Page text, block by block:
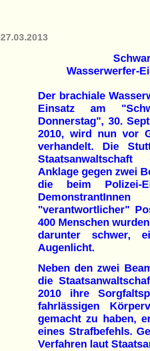
27.03.2013
Wasserwerfer-
Der brachiale
Einsatz am
Donnerstag", 30.
2010, wird nun vor
verhandelt. Die
Staatsanwaltschaft
Anklage gegen zwei
die beim Polizei-
"verantwortlicher"
400 Menschen
darunter schwer,
Augenlicht.
Neben den zwei
die
2010 ihre
fahrlässigen
gemacht zu haben,
eines Strafbefehls.
Verfahren laut